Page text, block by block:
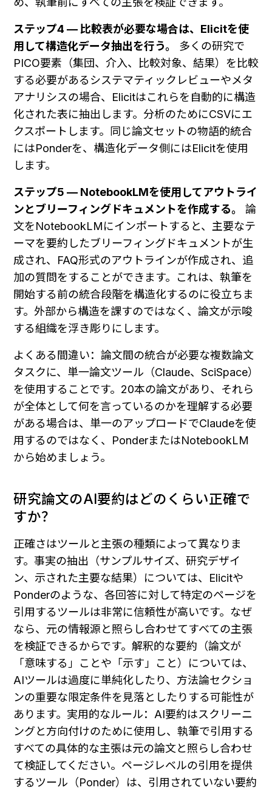
ステップ4 — 比較表が必要な場合は、Elicitを使
用して構造化データ抽出を行う。
多くの研究で
PICO要素（集団、介入、比較対象、結果）を比較
する必要があるシステマティックレビューやメタ
アナリシスの場合、Elicitはこれらを自動的に構造
化された表に抽出します。分析のためにCSVにエ
クスポートします。同じ論文セットの物語的統合
にはPonderを、構造化データ側にはElicitを使用
します。
ステップ5 — NotebookLMを使用してアウトライ
ンとブリーフィングドキュメントを作成する。
論
文をNotebookLMにインポートすると、主要なテ
ーマを要約したブリーフィングドキュメントが生
成され、FAQ形式のアウトラインが作成され、追
加の質問をすることができます。これは、執筆を
開始する前の統合段階を構造化するのに役立ちま
す。外部から構造を課すのではなく、論文が示唆
する組織を浮き彫りにします。
よくある間違い：論文間の統合が必要な複数論文
タスクに、単一論文ツール（Claude、SciSpace）
を使用することです。20本の論文があり、それら
が全体として何を言っているのかを理解する必要
がある場合は、単一のアップロードでClaudeを使
用するのではなく、PonderまたはNotebookLM
から始めましょう。
研究論文のAI要約はどのくらい正確で
すか？
正確さはツールと主張の種類によって異なりま
す。事実の抽出（サンプルサイズ、研究デザイ
ン、示された主要な結果）については、Elicitや
Ponderのような、各回答に対して特定のページを
引用するツールは非常に信頼性が高いです。なぜ
なら、元の情報源と照らし合わせてすべての主張
を検証できるからです。解釈的な要約（論文が
「意味する」ことや「示す」こと）については、
AIツールは過度に単純化したり、方法論セクショ
ンの重要な限定条件を見落としたりする可能性が
あります。実用的なルール：AI要約はスクリーニ
ングと方向付けのために使用し、執筆で引用する
すべての具体的な主張は元の論文と照らし合わせ
て検証してください。ページレベルの引用を提供
するツール（Ponder）は、引用されていない要約